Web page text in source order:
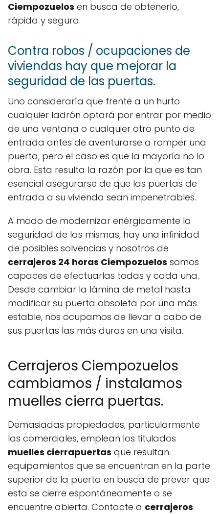
Ciempozuelos en busca de obtenerlo,
rápida y segura.
Contra robos / ocupaciones de
viviendas hay que mejorar la
seguridad de las puertas.
Uno consideraría que frente a un hurto
cualquier ladrón optará por entrar por medio
de una ventana o cualquier otro punto de
entrada antes de aventurarse a romper una
puerta, pero el caso es que la mayoría no lo
obra. Esta resulta la razón por la que es tan
esencial asegurarse de que las puertas de
entrada a su vivienda sean impenetrables.
A modo de modernizar enérgicamente la
seguridad de las mismas, hay una infinidad
de posibles solvencias y nosotros de
cerrajeros 24 horas Ciempozuelos somos
capaces de efectuarlas todas y cada una.
Desde cambiar la lámina de metal hasta
modificar su puerta obsoleta por una más
estable, nos ocupamos de llevar a cabo de
sus puertas las más duras en una visita.
Cerrajeros Ciempozuelos
cambiamos / instalamos
muelles cierra puertas.
Demasiadas propiedades, particularmente
las comerciales, emplean los titulados
muelles cierrapuertas que resultan
equipamientos que se encuentran en la parte
superior de la puerta en busca de prever que
esta se cierre espontáneamente o se
encuentre abierta. Contacte a cerrajeros